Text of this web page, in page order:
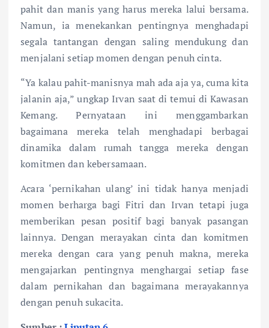
pahit dan manis yang harus mereka lalui bersama.
Namun, ia menekankan pentingnya menghadapi
segala tantangan dengan saling mendukung dan
menjalani setiap momen dengan penuh cinta.
“Ya kalau pahit-manisnya mah ada aja ya, cuma kita
jalanin aja,” ungkap Irvan saat di temui di Kawasan
Kemang. Pernyataan ini menggambarkan
bagaimana mereka telah menghadapi berbagai
dinamika dalam rumah tangga mereka dengan
komitmen dan kebersamaan.
Acara ‘pernikahan ulang’ ini tidak hanya menjadi
momen berharga bagi Fitri dan Irvan tetapi juga
memberikan pesan positif bagi banyak pasangan
lainnya. Dengan merayakan cinta dan komitmen
mereka dengan cara yang penuh makna, mereka
mengajarkan pentingnya menghargai setiap fase
dalam pernikahan dan bagaimana merayakannya
dengan penuh sukacita.